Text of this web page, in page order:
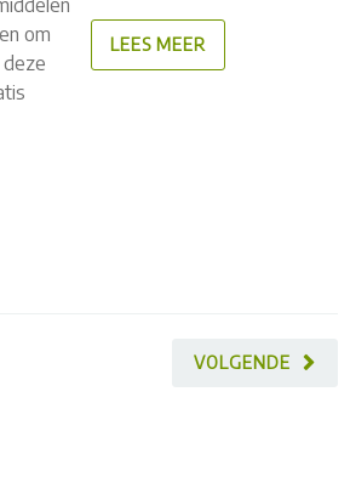
om
LEES MEER
VOLGENDE